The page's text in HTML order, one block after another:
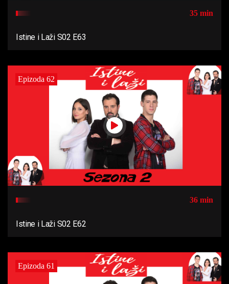
35 min
Istine i Laži S02 E63
Epizoda 62
36 min
Istine i Laži S02 E62
Epizoda 61